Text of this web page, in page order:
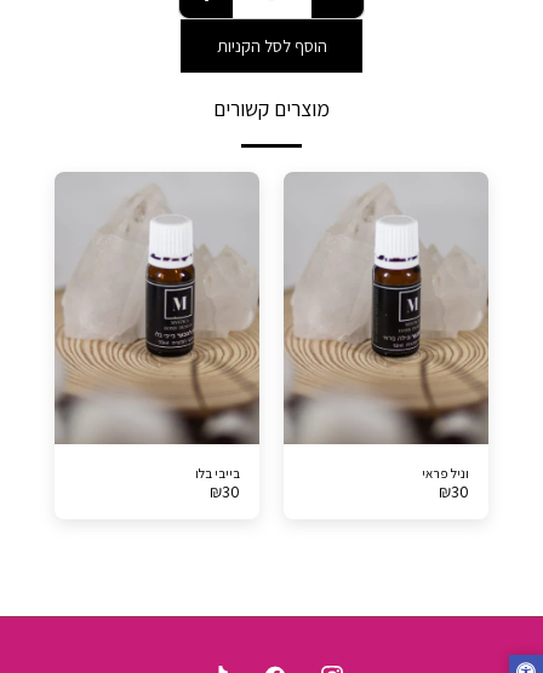
הוסף לסל הקניות
מוצרים קשורים
וניל פראי
₪30
בייבי בלו
₪30